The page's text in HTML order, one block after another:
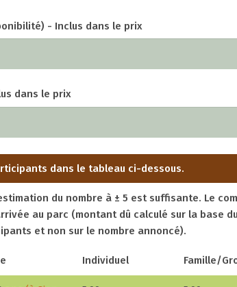
- Inclus dans le prix
dans le prix
dans le tableau ci-dessous.
du nombre à ± 5 est suffisante. Le
au parc (montant dû calculé sur la base
et non sur le nombre annoncé).
Individuel Famille/